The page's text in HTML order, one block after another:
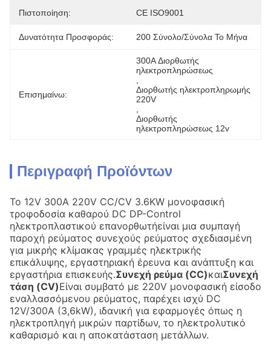
Πιστοποίηση: CE ISO9001
Δυνατότητα Προσφοράς: 200 Σύνολο/σύνολα Το Μήνα
Επισημαίνω:
300A Διορθωτής
ηλεκτροπληρώσεως
Διορθωτής ηλεκτροπληρωμής
220V
Διορθωτής
ηλεκτροπληρώσεως 12v
Περιγραφή Προϊόντων
Το 12V 300A 220V CC/CV 3.6KW μονοφασική
τροφοδοσία καθαρού DC DP-Control
ηλεκτροπλαστικού επανορθωτήείναι μια συμπαγή
παροχή ρεύματος συνεχούς ρεύματος σχεδιασμένη
για μικρής κλίμακας γραμμές ηλεκτρικής
επικάλυψης, εργαστηριακή έρευνα και ανάπτυξη και
εργαστήρια επισκευής.Συνεχή ρεύμα (CC)καιΣυνεχή
τάση (CV)Είναι συμβατό με 220V μονοφασική είσοδο
εναλλασσόμενου ρεύματος, παρέχει ισχύ DC
12V/300A (3,6kW), ιδανική για εφαρμογές όπως η
ηλεκτροπληγή μικρών παρτίδων, το ηλεκτρολυτικό
καθαρισμό και η αποκατάσταση μετάλλων.